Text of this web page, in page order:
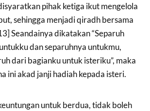
pihak ketiga ikut mengelola
sehingga menjadi qiradh bersama
Seandainya dikatakan “Separuh
dan separuhnya untukmu,
dari bagianku untuk isteriku”, maka
ini akad janji hadiah kepada isteri.
untuk berdua, tidak boleh